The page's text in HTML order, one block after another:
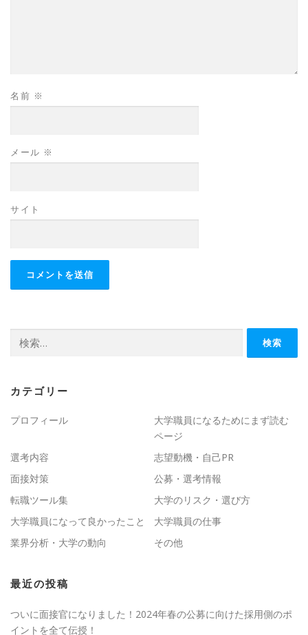
名前 ※
メール ※
サイト
索:
カテゴリー
プロフィール
大学職員になるためにまず読む
ページ
選考内容
志望動機・自己PR
面接対策
公募・選考情報
転職ツール集
大学のリスク・選び方
大学職員になって良かったこと
大学職員の仕事
業界分析・大学の動向
その他
最近の投稿
ついに面接官になりました！2024年春の公募に向けた採用側のポ
イントを全て伝授！